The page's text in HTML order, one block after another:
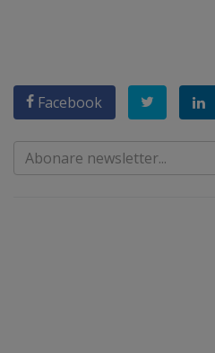
Facebook